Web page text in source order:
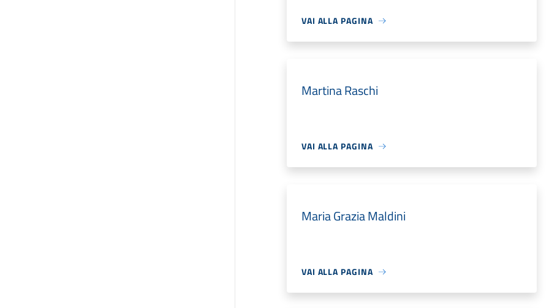
VAI ALLA PAGINA
Martina Raschi
VAI ALLA PAGINA
Maria Grazia Maldini
VAI ALLA PAGINA